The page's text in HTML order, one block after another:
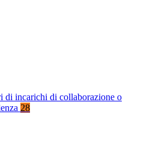
di incarichi di collaborazione o
28